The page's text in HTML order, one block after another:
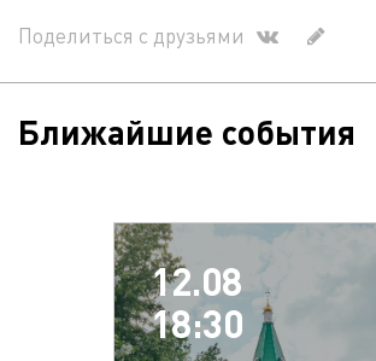
Поделиться с друзьями
Ближайшие события
12.08
18:30